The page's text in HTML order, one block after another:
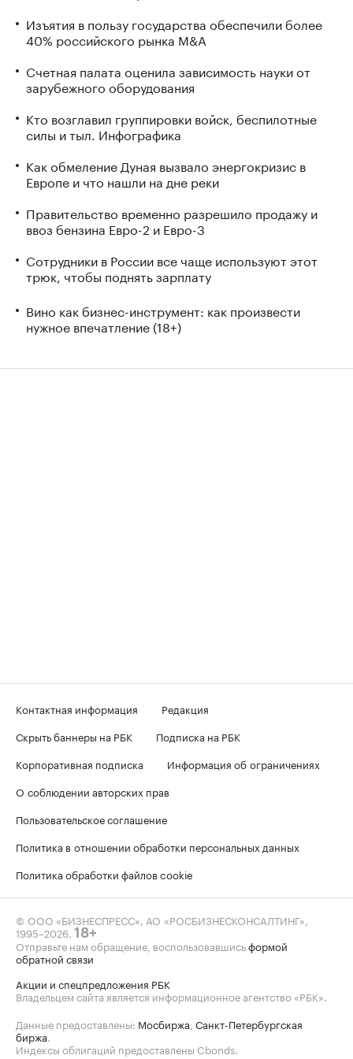
Изъятия в пользу государства обеспечили более
40% российского рынка M&A
Счетная палата оценила зависимость науки от
зарубежного оборудования
Кто возглавил группировки войск, беспилотные
силы и тыл. Инфографика
Как обмеление Дуная вызвало энергокризис в
Европе и что нашли на дне реки
Правительство временно разрешило продажу и
ввоз бензина Евро-2 и Евро-3
Сотрудники в России все чаще используют этот
трюк, чтобы поднять зарплату
Вино как бизнес-инструмент: как произвести
нужное впечатление (18+)
Контактная информация
Редакция
Скрыть баннеры на РБК
Подписка на РБК
Корпоративная подписка
Информация об ограничениях
О соблюдении авторских прав
Пользовательское соглашение
Политика в отношении обработки персональных данных
Политика обработки файлов cookie
© ООО «БИЗНЕСПРЕСС», АО «РОСБИЗНЕСКОНСАЛТИНГ»,
1995–2026. 18+
Отправьте нам обращение, воспользовавшисьформой
обратной связи
Акции и спецпредложения РБК
Владельцем сайта является информационное агентство «РБК».
Данные предоставлены: Мосбиржа, Санкт-Петербургская
биржа.
Индексы облигаций предоставлены Cbonds.